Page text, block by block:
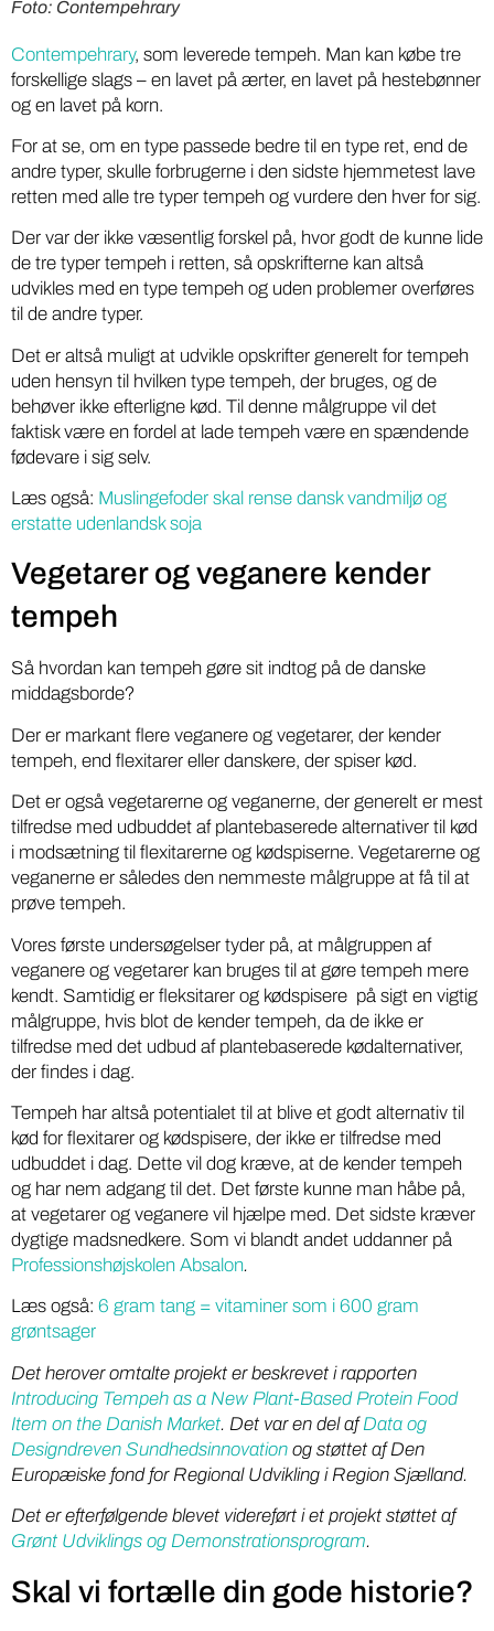
Foto: Contempehrary
Contempehrary, som leverede tempeh. Man kan købe tre
forskellige slags – en lavet på ærter, en lavet på hestebønner
og en lavet på korn.
For at se, om en type passede bedre til en type ret, end de
andre typer, skulle forbrugerne i den sidste hjemmetest lave
retten med alle tre typer tempeh og vurdere den hver for sig.
Der var der ikke væsentlig forskel på, hvor godt de kunne lide
de tre typer tempeh i retten, så opskrifterne kan altså
udvikles med en type tempeh og uden problemer overføres
til de andre typer.
Det er altså muligt at udvikle opskrifter generelt for tempeh
uden hensyn til hvilken type tempeh, der bruges, og de
behøver ikke efterligne kød. Til denne målgruppe vil det
faktisk være en fordel at lade tempeh være en spændende
fødevare i sig selv.
Læs også: Muslingefoder skal rense dansk vandmiljø og
erstatte udenlandsk soja
Vegetarer og veganere kender
tempeh
Så hvordan kan tempeh gøre sit indtog på de danske
middagsborde?
Der er markant flere veganere og vegetarer, der kender
tempeh, end flexitarer eller danskere, der spiser kød.
Det er også vegetarerne og veganerne, der generelt er mest
tilfredse med udbuddet af plantebaserede alternativer til kød
i modsætning til flexitarerne og kødspiserne. Vegetarerne og
veganerne er således den nemmeste målgruppe at få til at
prøve tempeh.
Vores første undersøgelser tyder på, at målgruppen af
veganere og vegetarer kan bruges til at gøre tempeh mere
kendt. Samtidig er fleksitarer og kødspisere på sigt en vigtig
målgruppe, hvis blot de kender tempeh, da de ikke er
tilfredse med det udbud af plantebaserede kødalternativer,
der findes i dag.
Tempeh har altså potentialet til at blive et godt alternativ til
kød for flexitarer og kødspisere, der ikke er tilfredse med
udbuddet i dag. Dette vil dog kræve, at de kender tempeh
og har nem adgang til det. Det første kunne man håbe på,
at vegetarer og veganere vil hjælpe med. Det sidste kræver
dygtige madsnedkere. Som vi blandt andet uddanner på
Professionshøjskolen Absalon.
Læs også: 6 gram tang = vitaminer som i 600 gram
grøntsager
Det herover omtalte projekt er beskrevet i rapporten
Introducing Tempeh as a New Plant-Based Protein Food
Item on the Danish Market. Det var en del afData og
Designdreven Sundhedsinnovation og støttet af Den
Europæiske fond for Regional Udvikling i Region Sjælland.
Det er efterfølgende blevet videreført i et projekt støttet af
Grønt Udviklings og Demonstrationsprogram.
Skal vi fortælle din gode historie?